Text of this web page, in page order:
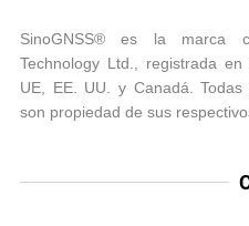
SinoGNSS® es la marca
Technology Ltd., registrada
UE, EE. UU. y Canadá.
son propiedad de sus